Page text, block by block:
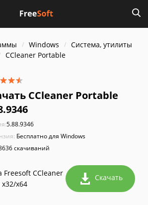
Windows
Система, утилиты
CCleaner Portable
CCleaner Portable
5.88.9346
Бесплатно для Windows
скачиваний
Freesoft CCleaner
x64
Скачать